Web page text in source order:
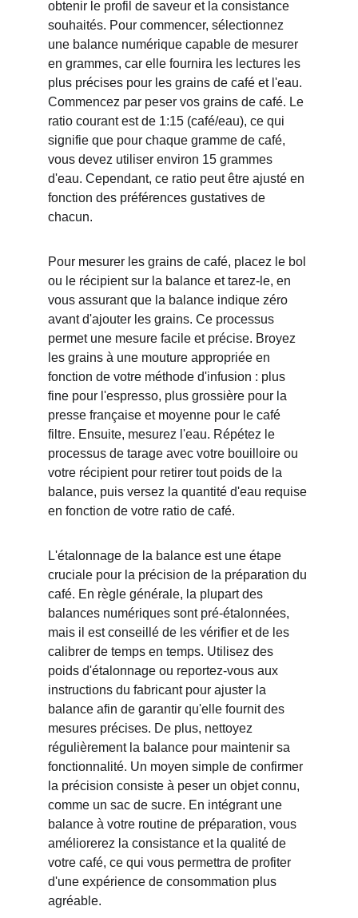
obtenir le profil de saveur et la consistance
souhaités. Pour commencer, sélectionnez
une balance numérique capable de mesurer
en grammes, car elle fournira les lectures les
plus précises pour les grains de café et l'eau.
Commencez par peser vos grains de café. Le
ratio courant est de 1:15 (café/eau), ce qui
signifie que pour chaque gramme de café,
vous devez utiliser environ 15 grammes
d'eau. Cependant, ce ratio peut être ajusté en
fonction des préférences gustatives de
chacun.
Pour mesurer les grains de café, placez le bol
ou le récipient sur la balance et tarez-le, en
vous assurant que la balance indique zéro
avant d'ajouter les grains. Ce processus
permet une mesure facile et précise. Broyez
les grains à une mouture appropriée en
fonction de votre méthode d'infusion : plus
fine pour l'espresso, plus grossière pour la
presse française et moyenne pour le café
filtre. Ensuite, mesurez l'eau. Répétez le
processus de tarage avec votre bouilloire ou
votre récipient pour retirer tout poids de la
balance, puis versez la quantité d'eau requise
en fonction de votre ratio de café.
L'étalonnage de la balance est une étape
cruciale pour la précision de la préparation du
café. En règle générale, la plupart des
balances numériques sont pré-étalonnées,
mais il est conseillé de les vérifier et de les
calibrer de temps en temps. Utilisez des
poids d'étalonnage ou reportez-vous aux
instructions du fabricant pour ajuster la
balance afin de garantir qu'elle fournit des
mesures précises. De plus, nettoyez
régulièrement la balance pour maintenir sa
fonctionnalité. Un moyen simple de confirmer
la précision consiste à peser un objet connu,
comme un sac de sucre. En intégrant une
balance à votre routine de préparation, vous
améliorerez la consistance et la qualité de
votre café, ce qui vous permettra de profiter
d'une expérience de consommation plus
agréable.